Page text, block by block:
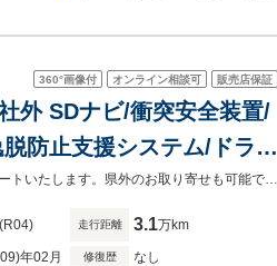
360°画像付 オンライン相談可 販売店保証
外 SDナビ/衝突安全装置/
防止支援システム/ドライ
ク
(R04) 走行距離 3.1万km
年02月 修復歴 なし